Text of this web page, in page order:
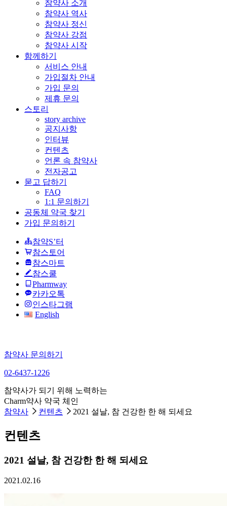
참약사 소개
참약사 역사
참약사 정신
참약사 강점
참약사 시작
함께하기
서비스 안내
가입절차 안내
가입 문의
제휴 문의
스토리
story archive
공지사항
인터뷰
컨텐츠
언론 속 참약사
전자공고
묻고 답하기
FAQ
1:1 문의하기
공동체 약국 찾기
가입 문의하기
참약S’터
참스토어
참스마트
참스쿨
Pharmway
카카오톡
인스타그램
English
참약사 문의하기
02-6437-1226
참약사가 되기 위해 노력하는
Charm약사 약국 체인
참약사
컨텐츠 2021 설날, 참 건강한 한 해 되세요
컨텐츠
2021 설날, 참 건강한 한 해 되세요
2021.02.16